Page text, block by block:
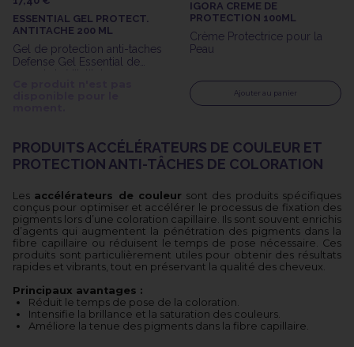
ESSENTIAL GEL PROTECT.
ANTITACHE 200 ML
Gel de protection anti-taches
Defense Gel Essential de
200ml de Vitality's.
IGORA CREME DE
PROTECTION 100ML
Crème Protectrice pour la
Peau
Ajouter au panier
PRODUITS ACCÉLÉRATEURS DE COULEUR ET
PROTECTION ANTI-TÂCHES DE COLORATION
Les accélérateurs de couleur sont des produits spécifiques
conçus pour optimiser et accélérer le processus de fixation des
pigments lors d’une coloration capillaire. Ils sont souvent enrichis
d’agents qui augmentent la pénétration des pigments dans la
fibre capillaire ou réduisent le temps de pose nécessaire. Ces
produits sont particulièrement utiles pour obtenir des résultats
rapides et vibrants, tout en préservant la qualité des cheveux.
Principaux avantages :
Réduit le temps de pose de la coloration.
Intensifie la brillance et la saturation des couleurs.
Améliore la tenue des pigments dans la fibre capillaire.